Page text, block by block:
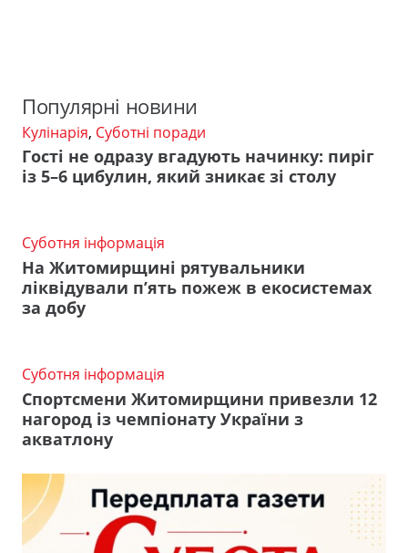
Популярні новини
Кулінарія, Суботні поради
Гості не одразу вгадують начинку: пиріг
із 5–6 цибулин, який зникає зі столу
Суботня інформація
На Житомирщині рятувальники
ліквідували п’ять пожеж в екосистемах
за добу
Суботня інформація
Спортсмени Житомирщини привезли 12
нагород із чемпіонату України з
акватлону